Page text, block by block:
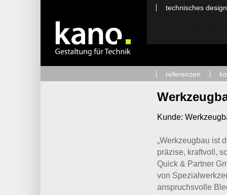
technisches design
referenzen
Kunde:
„Werkzeugbau ist
präzise, kraftvoll,
Quick & Partner
von
anspruchsvolle